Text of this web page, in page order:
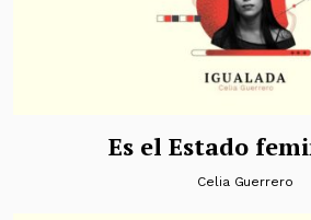
Es el Estado
Celia Guerrero